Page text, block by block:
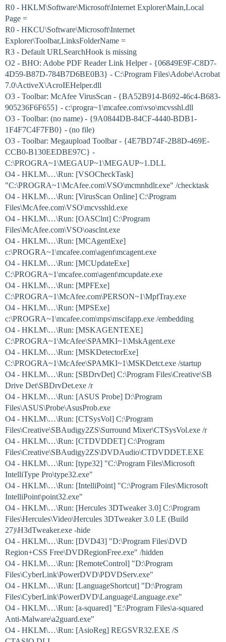
R0 - HKLM\Software\Microsoft\Internet Explorer\Main,Local
Page =
R0 - HKCU\Software\Microsoft\Internet
Explorer\Toolbar,LinksFolderName =
R3 - Default URLSearchHook is missing
O2 - BHO: Adobe PDF Reader Link Helper - {06849E9F-C8D7-
4D59-B87D-784B7D6BE0B3} - C:\Program Files\Adobe\Acrobat
7.0\ActiveX\AcroIEHelper.dll
O3 - Toolbar: McAfee VirusScan - {BA52B914-B692-46c4-B683-
905236F6F655} - c:\progra~1\mcafee.com\vso\mcvsshl.dll
O3 - Toolbar: (no name) - {9A0844DB-84CF-4440-BDB1-
1F4F7C4F7FB0} - (no file)
O3 - Toolbar: Megaupload Toolbar - {4E7BD74F-2B8D-469E-
CCB0-B130EEDBE97C} -
C:\PROGRA~1\MEGAUP~1\MEGAUP~1.DLL
O4 - HKLM\…\Run: [VSOCheckTask]
"C:\PROGRA~1\McAfee.com\VSO\mcmnhdlr.exe" /checktask
O4 - HKLM\…\Run: [VirusScan Online] C:\Program
Files\McAfee.com\VSO\mcvsshld.exe
O4 - HKLM\…\Run: [OASClnt] C:\Program
Files\McAfee.com\VSO\oasclnt.exe
O4 - HKLM\…\Run: [MCAgentExe]
c:\PROGRA~1\mcafee.com\agent\mcagent.exe
O4 - HKLM\…\Run: [MCUpdateExe]
C:\PROGRA~1\mcafee.com\agent\mcupdate.exe
O4 - HKLM\…\Run: [MPFExe]
C:\PROGRA~1\McAfee.com\PERSON~1\MpfTray.exe
O4 - HKLM\…\Run: [MPSExe]
c:\PROGRA~1\mcafee.com\mps\mscifapp.exe /embedding
O4 - HKLM\…\Run: [MSKAGENTEXE]
C:\PROGRA~1\McAfee\SPAMKI~1\MskAgent.exe
O4 - HKLM\…\Run: [MSKDetectorExe]
C:\PROGRA~1\McAfee\SPAMKI~1\MSKDetct.exe /startup
O4 - HKLM\…\Run: [SBDrvDet] C:\Program Files\Creative\SB
Drive Det\SBDrvDet.exe /r
O4 - HKLM\…\Run: [ASUS Probe] D:\Program
Files\ASUS\Probe\AsusProb.exe
O4 - HKLM\…\Run: [CTSysVol] C:\Program
Files\Creative\SBAudigy2ZS\Surround Mixer\CTSysVol.exe /r
O4 - HKLM\…\Run: [CTDVDDET] C:\Program
Files\Creative\SBAudigy2ZS\DVDAudio\CTDVDDET.EXE
O4 - HKLM\…\Run: [type32] "C:\Program Files\Microsoft
IntelliType Pro\type32.exe"
O4 - HKLM\…\Run: [IntelliPoint] "C:\Program Files\Microsoft
IntelliPoint\point32.exe"
O4 - HKLM\…\Run: [Hercules 3DTweaker 3.0] C:\Program
Files\Hercules\Video\Hercules 3DTweaker 3.0 LE (Build
27)\H3dTweaker.exe -hide
O4 - HKLM\…\Run: [DVD43] "D:\Program Files\DVD
Region+CSS Free\DVDRegionFree.exe" /hidden
O4 - HKLM\…\Run: [RemoteControl] "D:\Program
Files\CyberLink\PowerDVD\PDVDServ.exe"
O4 - HKLM\…\Run: [LanguageShortcut] "D:\Program
Files\CyberLink\PowerDVD\Language\Language.exe"
O4 - HKLM\…\Run: [a-squared] "E:\Program Files\a-squared
Anti-Malware\a2guard.exe"
O4 - HKLM\…\Run: [AsioReg] REGSVR32.EXE /S